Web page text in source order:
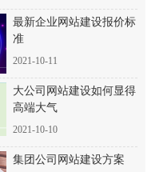
最新企业网站建设报价标
准
2021-10-11
大公司网站建设如何显得
高端大气
2021-10-10
集团公司网站建设方案